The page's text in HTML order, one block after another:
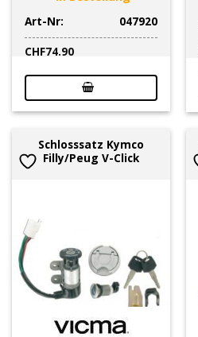
Art-Nr:
047920
CHF74.90
Schlosssatz Kymco
Filly/Peug V-Click